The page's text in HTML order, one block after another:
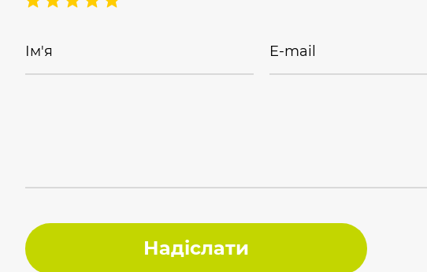
Ім'я E-mail
Надіслати